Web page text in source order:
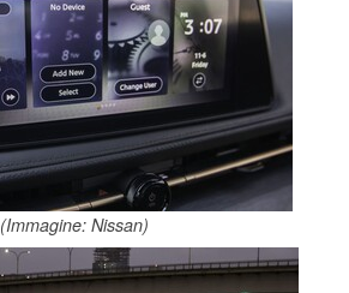
(Immagine: Nissan)